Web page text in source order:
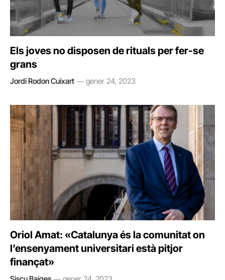
Els joves no disposen de rituals per fer-se
grans
Jordi Rodon Cuixart gener 24, 2023
Oriol Amat: «Catalunya és la comunitat on
l’ensenyament universitari està pitjor
finançat»